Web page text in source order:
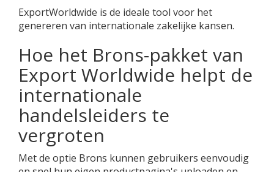
ExportWorldwide is de ideale tool voor het
genereren van internationale zakelijke kansen.
Hoe het Brons-pakket van
Export Worldwide helpt de
internationale
handelsleiders te
vergroten
Met de optie Brons kunnen gebruikers eenvoudig